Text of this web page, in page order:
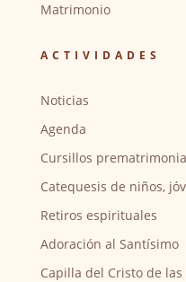
Matrimonio
ACTIVIDADES
Noticias
Agenda
Cursillos
Catequesis de niños,
Retiros espirituales
Adoración al Santísimo
Capilla del Cristo de las